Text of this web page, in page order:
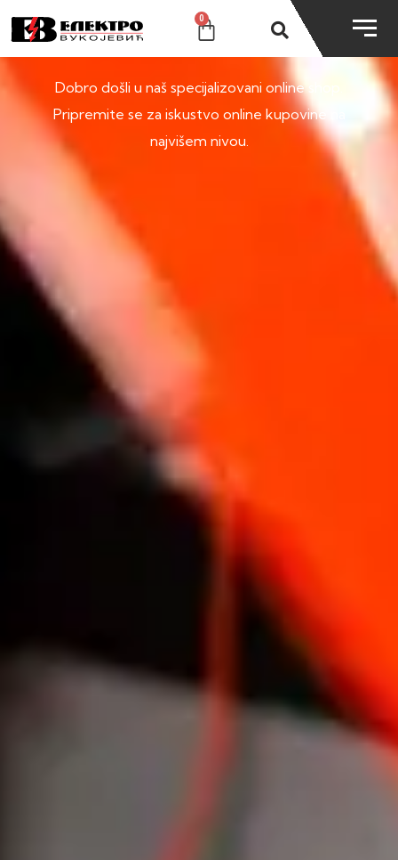
0
SHOP
Dobro došli u naš specijalizovani online shop.
Pripremite se za iskustvo online kupovine na
najvišem nivou.